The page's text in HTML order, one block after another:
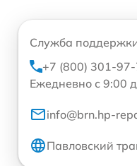
Служба
+7 (800) 301-
Ежедневно с 9:00
info@brn.hp-
Павловский